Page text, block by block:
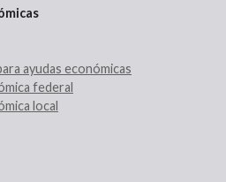
ayudas económicas
federal
local